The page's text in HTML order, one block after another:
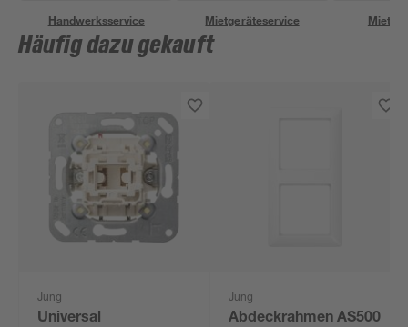
Handwerksservice Mietgeräteservice
Häufig dazu gekauft
Jung
Universal
Jung
Abdeckrahmen AS500